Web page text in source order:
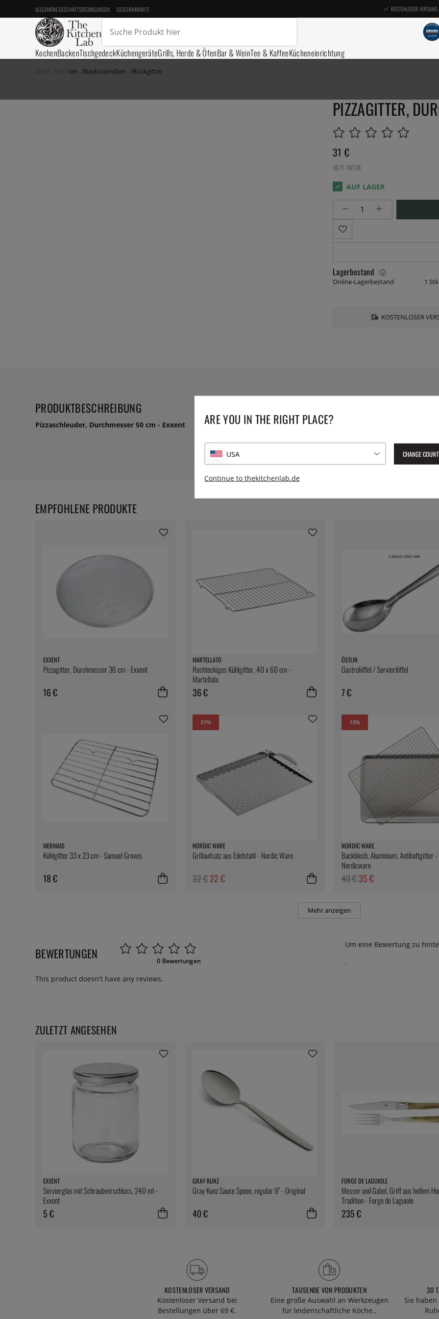
ALLGEMEINE GESCHÄFTSBEDINGUNGEN GESCHENKKARTE KOSTENLOSER
KochenBackenTischgedeckKüchengeräteGrills, Herde & ÖfenBar & WeinTee & KaffeeKücheneinrichtung
Start Backen Backutensilien Rückgitter
PIZZAGITTER,
31 €
1071-10178
Lagerbestand
Online-Lagerbestand 1
KOSTENLOSER
PRODUKTBESCHREIBUNG
Pizzaschleuder, Durchmesser 50 cm - Exxent
EAN:7393107655642
EXXENT
Pizzagitter, Durchmesser 36 cm - Exxent
16 €
MARTELLATO
Rechteckiges Kühlgitter, 40 x 60 cm -
Martellato
36 €
ÖSTLIN
Gastrolöffel / Servierlöffel
7 €
MERMAID
Kühlgitter 33 x 23 cm - Samuel Groves
18 €
31%
NORDIC WARE
Grillaufsatz aus Edelstahl - Nordic Ware
32 € 22 €
13%
NORDIC WARE
Backblech, Aluminium, Antihaftgitter -
Nordicware
40 €35 €
Mehr anzeigen
EMPFOHLENE PRODUKTE
BEWERTUNGEN 0 Bewertungen
Um eine Bewertung zu
.
This product doesn't have any reviews.
ZULETZT ANGESEHEN
EXXENT
Servierglas mit Schraubverschluss, 240 ml -
Exxent
5 €
GRAY KUNZ
Gray Kunz Sauce Spoon, regular 9" - Original
40 €
FORGE DE LAGUIOLE
Messer und Gabel, Griff aus hellem
Tradition - Forge de Laguiole
235 €
KOSTENLOSER VERSAND
Kostenloser Versand bei
Bestellungen über 69 €.
TAUSENDE VON PRODUKTEN
Eine große Auswahl an Werkzeugen
für leidenschaftliche Köche..
30
Sie
ARE YOU IN THE RIGHT PLACE?
USA CHANGE
Continue to thekitchenlab.de